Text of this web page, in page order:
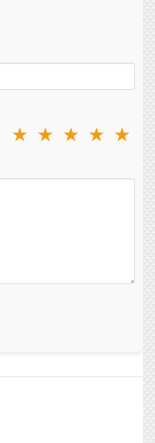
★
★
★
★
★